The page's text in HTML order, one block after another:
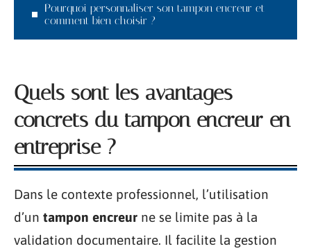
Pourquoi personnaliser son tampon encreur et
comment bien choisir ?
Quels sont les avantages
concrets du tampon encreur en
entreprise ?
Dans le contexte professionnel, l’utilisation
d’un tampon encreur ne se limite pas à la
validation documentaire. Il facilite la gestion